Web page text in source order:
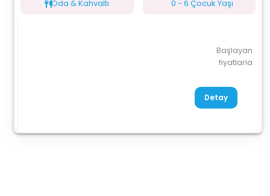
Oda & Kahvaltı 0 - 6 Çocuk Yaşı
Başlayan
fiyatlarla
Detay